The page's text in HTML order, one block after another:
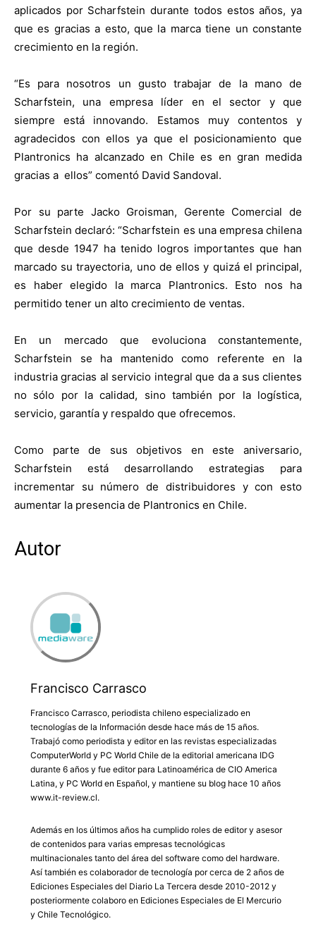
aplicados por Scharfstein durante todos estos años, ya
que es gracias a esto, que la marca tiene un constante
crecimiento en la región.
“Es para nosotros un gusto trabajar de la mano de
Scharfstein, una empresa líder en el sector y que
siempre está innovando. Estamos muy contentos y
agradecidos con ellos ya que el posicionamiento que
Plantronics ha alcanzado en Chile es en gran medida
gracias a ellos” comentó David Sandoval.
Por su parte Jacko Groisman, Gerente Comercial de
Scharfstein declaró: “Scharfstein es una empresa chilena
que desde 1947 ha tenido logros importantes que han
marcado su trayectoria, uno de ellos y quizá el principal,
es haber elegido la marca Plantronics. Esto nos ha
permitido tener un alto crecimiento de ventas.
En un mercado que evoluciona constantemente,
Scharfstein se ha mantenido como referente en la
industria gracias al servicio integral que da a sus clientes
no sólo por la calidad, sino también por la logística,
servicio, garantía y respaldo que ofrecemos.
Como parte de sus objetivos en este aniversario,
Scharfstein está desarrollando estrategias para
incrementar su número de distribuidores y con esto
aumentar la presencia de Plantronics en Chile.
Autor
Francisco Carrasco
Francisco Carrasco, periodista chileno especializado en
tecnologías de la Información desde hace más de 15 años.
Trabajó como periodista y editor en las revistas especializadas
ComputerWorld y PC World Chile de la editorial americana IDG
durante 6 años y fue editor para Latinoamérica de CIO America
Latina, y PC World en Español, y mantiene su blog hace 10 años
www.it-review.cl.
Además en los últimos años ha cumplido roles de editor y asesor
de contenidos para varias empresas tecnológicas
multinacionales tanto del área del software como del hardware.
Así también es colaborador de tecnología por cerca de 2 años de
Ediciones Especiales del Diario La Tercera desde 2010-2012 y
posteriormente colaboro en Ediciones Especiales de El Mercurio
y Chile Tecnológico.